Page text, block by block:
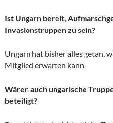
Ist Ungarn bereit,
Invasionstruppen zu sein?
Ungarn hat bisher alles getan,
Mitglied erwarten kann.
Wären auch ungarische
beteiligt?